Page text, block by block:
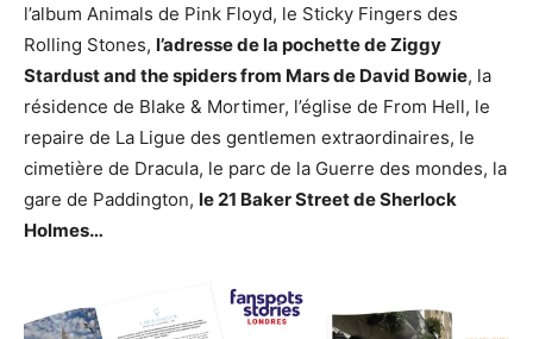
l’album Animals de Pink Floyd, le Sticky Fingers des
Rolling Stones, l’adresse de la pochette de Ziggy
Stardust and the spiders from Mars de David Bowie, la
résidence de Blake & Mortimer, l’église de From Hell, le
repaire de La Ligue des gentlemen extraordinaires, le
cimetière de Dracula, le parc de la Guerre des mondes, la
gare de Paddington, le 21 Baker Street de Sherlock
Holmes…